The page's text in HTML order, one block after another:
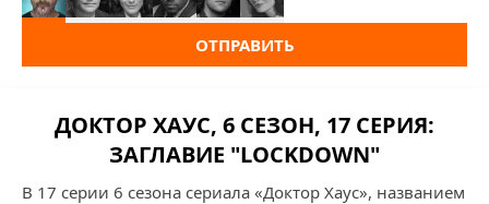
ОТПРАВИТЬ
ДОКТОР ХАУС, 6 СЕЗОН, 17 СЕРИЯ:
ЗАГЛАВИЕ "LOCKDOWN"
В 17 серии 6 сезона сериала «Доктор Хаус», названием